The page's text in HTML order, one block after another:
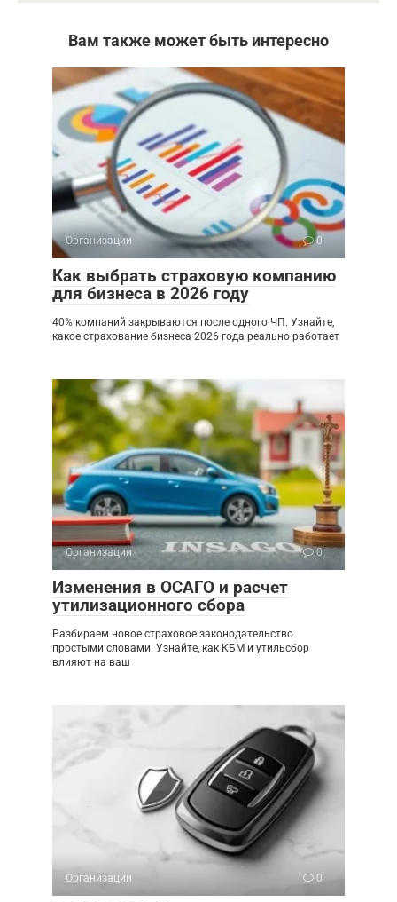
Вам также может быть интересно
Организации 0
Как выбрать страховую компанию
для бизнеса в 2026 году
40% компаний закрываются после одного ЧП. Узнайте,
какое страхование бизнеса 2026 года реально работает
Организации 0
Изменения в ОСАГО и расчет
утилизационного сбора
Разбираем новое страховое законодательство
простыми словами. Узнайте, как КБМ и утильсбор
влияют на ваш
Организации 0